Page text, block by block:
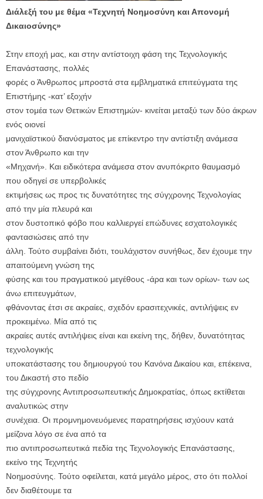
Διάλεξή του με θέμα «Τεχνητή Νοημοσύνη και Απονομή
Δικαιοσύνης»
Στην εποχή μας, και στην αντίστοιχη φάση της Τεχνολογικής
Επανάστασης, πολλές
φορές ο Άνθρωπος μπροστά στα εμβληματικά επιτεύγματα της
Επιστήμης -κατ’ εξοχήν
στον τομέα των Θετικών Επιστημών- κινείται μεταξύ των δύο άκρων
ενός οιονεί
μανιχαϊστικού διανύσματος με επίκεντρο την αντίστιξη ανάμεσα
στον Άνθρωπο και την
«Μηχανή». Και ειδικότερα ανάμεσα στον ανυπόκριτο θαυμασμό
που οδηγεί σε υπερβολικές
εκτιμήσεις ως προς τις δυνατότητες της σύγχρονης Τεχνολογίας
από την μία πλευρά και
στον δυστοπικό φόβο που καλλιεργεί επώδυνες εσχατολογικές
φαντασιώσεις από την
άλλη. Τούτο συμβαίνει διότι, τουλάχιστον συνήθως, δεν έχουμε την
απαιτούμενη γνώση της
φύσης και του πραγματικού μεγέθους -άρα και των ορίων- των ως
άνω επιτευγμάτων,
φθάνοντας έτσι σε ακραίες, σχεδόν ερασιτεχνικές, αντιλήψεις εν
προκειμένω. Μία από τις
ακραίες αυτές αντιλήψεις είναι και εκείνη της, δήθεν, δυνατότητας
τεχνολογικής
υποκατάστασης του δημιουργού του Κανόνα Δικαίου και, επέκεινα,
του Δικαστή στο πεδίο
της σύγχρονης Αντιπροσωπευτικής Δημοκρατίας, όπως εκτίθεται
αναλυτικώς στην
συνέχεια. Οι προμνημονευόμενες παρατηρήσεις ισχύουν κατά
μείζονα λόγο σε ένα από τα
πιο αντιπροσωπευτικά πεδία της Τεχνολογικής Επανάστασης,
εκείνο της Τεχνητής
Νοημοσύνης. Τούτο οφείλεται, κατά μεγάλο μέρος, στο ότι πολλοί
δεν διαθέτουμε τα